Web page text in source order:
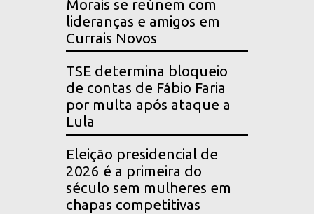
Morais se reúnem com
lideranças e amigos em
Currais Novos
TSE determina bloqueio
de contas de Fábio Faria
por multa após ataque a
Lula
Eleição presidencial de
2026 é a primeira do
século sem mulheres em
chapas competitivas